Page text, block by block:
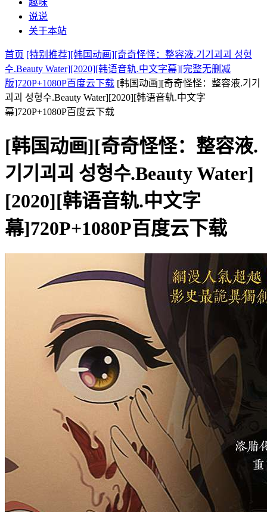
趣味
说说
关于本站
首页 [特别推荐][韩国动画][奇奇怪怪：整容液.기기괴괴 성형
수.Beauty Water][2020][韩语音轨.中文字幕][完整无删减
版]720P+1080P百度云下载 [韩国动画][奇奇怪怪：整容液.기기
괴괴 성형수.Beauty Water][2020][韩语音轨.中文字
幕]720P+1080P百度云下载
[韩国动画][奇奇怪怪：整容液.
기기괴괴 성형수.Beauty Water]
[2020][韩语音轨.中文字
幕]720P+1080P百度云下载